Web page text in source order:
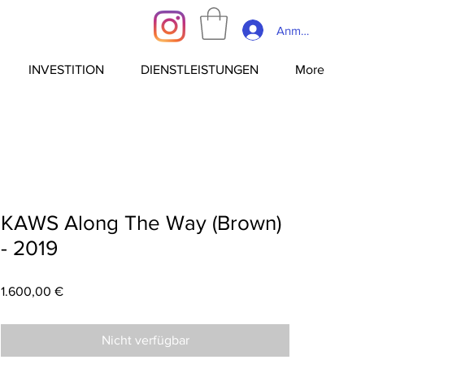
Anmelden
INVESTITION DIENSTLEISTUNGEN More
KAWS Along The Way (Brown)
- 2019
1.600,00 €Preis
Nicht verfügbar